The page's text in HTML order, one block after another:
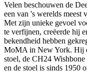
Velen beschouwen de
een van 's werelds meest
Met zijn unieke gevoel
te verfijnen, creëerde hij
bekendheid hebben
MoMA in New York. Hij
stoel, de CH24
en de stoel is sinds 1950